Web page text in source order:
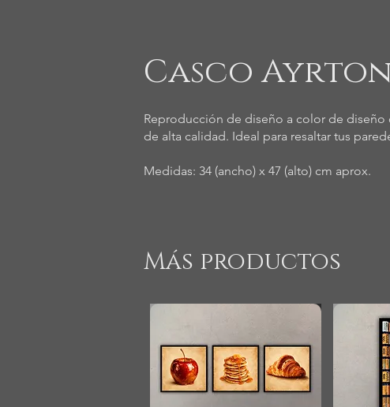
Casco
Reproducción de diseño a color de diseño
de alta calidad. Ideal para resaltar tus
Medidas: 34 (ancho) x 47 (alto) cm aprox.
Más productos